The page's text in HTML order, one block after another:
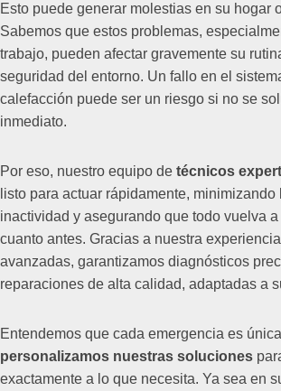
Esto puede generar molestias en su hogar
Sabemos que estos problemas,
trabajo, pueden afectar gravemente su
seguridad del entorno. Un fallo en el
calefacción puede ser un riesgo si no se
inmediato.
Por eso, nuestro equipo de técnicos
listo para actuar rápidamente,
inactividad y asegurando que todo vuelva
cuanto antes. Gracias a nuestra
avanzadas, garantizamos diagnósticos
reparaciones de alta calidad, adaptadas a
Entendemos que cada emergencia es
personalizamos nuestras soluciones
exactamente a lo que necesita. Ya sea en